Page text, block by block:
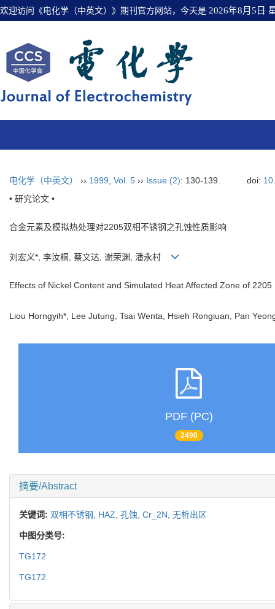
欢迎访问《电化学（中英文）》期刊官方网站，今天是 2026年8月5日
电化学（中英文） ›› 1999 Vol. 5 ›› Issue (2): 130-139. doi:
• 研究论文 •
合金元素及模拟热处理对2205双相不锈钢之孔蚀性质影响
刘宏义*, 李汝桐, 蔡文达, 谢荣渊, 潘永村
Effects of Nickel Content and Simulated Heat Affected Zone of
Liou Horngyih*, Lee Jutung, Tsai Wenta, Hsieh Rongiuan, Pan
PDF (PC)
2490
摘要/Abstract
关键词: 双相不锈钢, HAZ, 孔蚀, Cr_2N, 无析出区
中图分类号:
TG172
TG172